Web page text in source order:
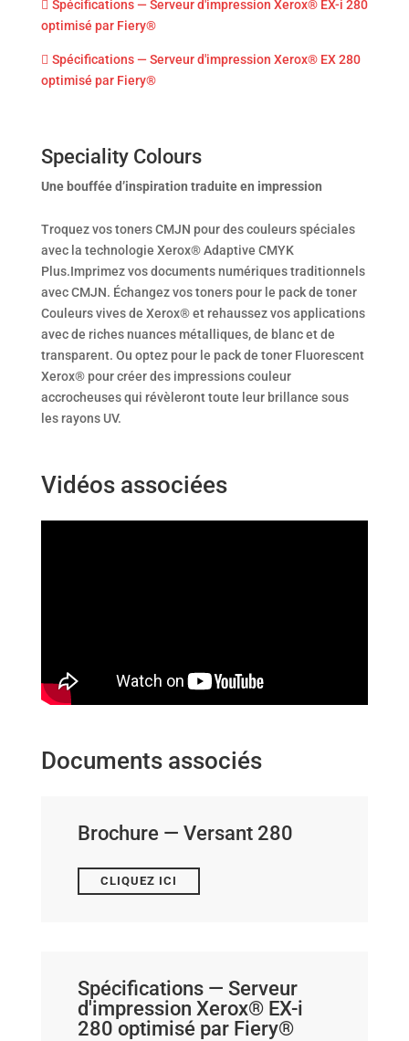
Spécifications — Serveur d'impression Xerox® EX-i 280
optimisé par Fiery®
Spécifications — Serveur d'impression Xerox® EX 280
optimisé par Fiery®
Speciality Colours
Une bouffée d’inspiration traduite en impression
Troquez vos toners CMJN pour des couleurs spéciales
avec la technologie Xerox® Adaptive CMYK
Plus.Imprimez vos documents numériques traditionnels
avec CMJN. Échangez vos toners pour le pack de toner
Couleurs vives de Xerox® et rehaussez vos applications
avec de riches nuances métalliques, de blanc et de
transparent. Ou optez pour le pack de toner Fluorescent
Xerox® pour créer des impressions couleur
accrocheuses qui révèleront toute leur brillance sous
les rayons UV.
Vidéos associées
Documents associés
Brochure — Versant 280
CLIQUEZ ICI
Spécifications — Serveur
d'impression Xerox® EX-i
280 optimisé par Fiery®